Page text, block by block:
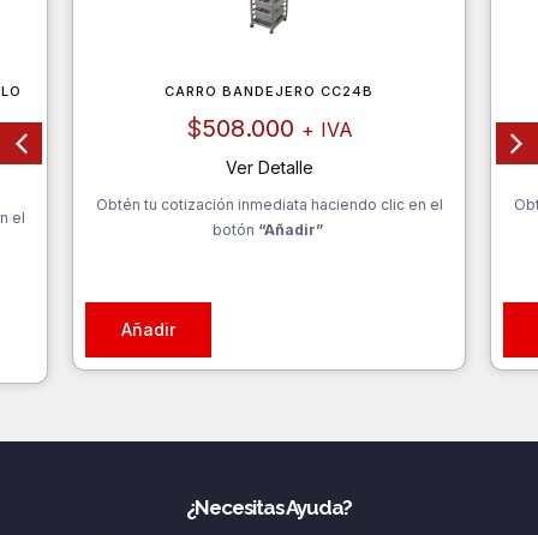
el
CARRO BANDEJERO CC24B
$508.000 + IVA
Ver Detalle
Obtén tu cotización inmediata haciendo clic en el
botón “Añadir”
Añadir
¿Necesitas Ayuda?